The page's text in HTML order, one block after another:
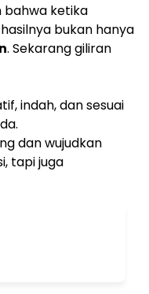
bahwa ketika
bukan hanya
. Sekarang giliran
indah, dan sesuai
dan wujudkan
tapi juga